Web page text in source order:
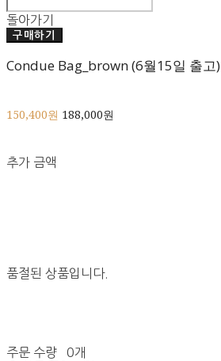
돌아가기
구매하기
Condue Bag_brown (6월15일 출고)
150,400원 188,000원
추가 금액
품절된 상품입니다.
주문 수량
0개